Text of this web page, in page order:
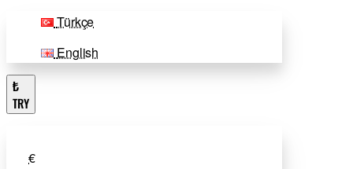
Türkçe
English
₺
TRY
€